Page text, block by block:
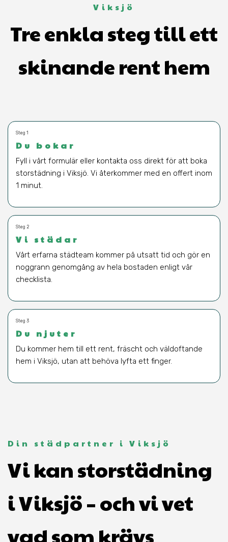
Viksjö
Tre enkla steg till ett
skinande rent hem
Steg 1
Du bokar
Fyll i vårt formulär eller kontakta oss direkt för att boka
storstädning i Viksjö. Vi återkommer med en offert inom
1 minut.
Steg 2
Vi städar
Vårt erfarna städteam kommer på utsatt tid och gör en
noggrann genomgång av hela bostaden enligt vår
checklista.
Steg 3
Du njuter
Du kommer hem till ett rent, fräscht och väldoftande
hem i Viksjö, utan att behöva lyfta ett finger.
Din städpartner i Viksjö
Vi kan storstädning
i Viksjö – och vi vet
vad som krävs